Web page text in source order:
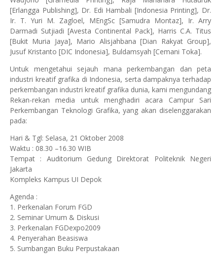
[Erlangga Publishing], Dr. Edi Hambali [Indonesia Printing], Dr.
Ir. T. Yuri M. Zagloel, MEngSc [Samudra Montaz], Ir. Arry
Darmadi Sutjiadi [Avesta Continental Pack], Harris C.A. Titus
[Bukit Muria Jaya], Mario Alisjahbana [Dian Rakyat Group],
Jusuf Kristanto [DIC Indonesia], Buldamsyah [Cemani Toka].
Untuk mengetahui sejauh mana perkembangan dan peta
industri kreatif grafika di Indonesia, serta dampaknya terhadap
perkembangan industri kreatif grafika dunia, kami mengundang
Rekan-rekan media untuk menghadiri acara Campur Sari
Perkembangan Teknologi Grafika, yang akan diselenggarakan
pada:
Hari & Tgl: Selasa, 21 Oktober 2008
Waktu : 08.30 –16.30 WIB
Tempat : Auditorium Gedung Direktorat Politeknik Negeri
Jakarta
Kompleks Kampus UI Depok
Agenda :
1. Perkenalan Forum FGD
2. Seminar Umum & Diskusi
3. Perkenalan FGDexpo2009
4. Penyerahan Beasiswa
5. Sumbangan Buku Perpustakaan